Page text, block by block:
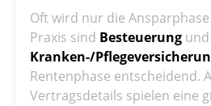
Oft wird nur die
Praxis sind Besteuerung
Kranken-/
Rentenphase entscheidend.
Vertragsdetails spielen eine